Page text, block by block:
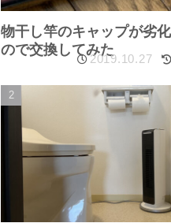
物干し竿のキャップが劣
ので交換してみた
2019.10.27